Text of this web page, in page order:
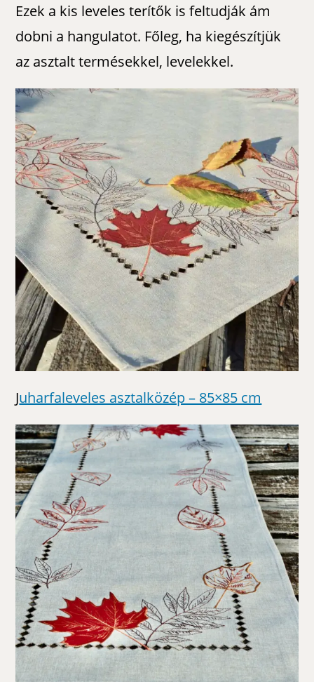
Ezek a kis leveles terítők is feltudják ám
dobni a hangulatot. Főleg, ha kiegészítjük
az asztalt termésekkel, levelekkel.
Juharfaleveles asztalközép – 85×85 cm